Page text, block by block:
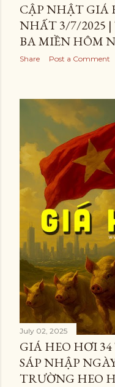
CẬP NHẬT GIÁ
NHẤT 3/7/2025
BA MIỀN HÔM
Share Post a Comment
July 02, 2025
GIÁ HEO HƠI
SÁP NHẬP
TRƯỜNG HEO